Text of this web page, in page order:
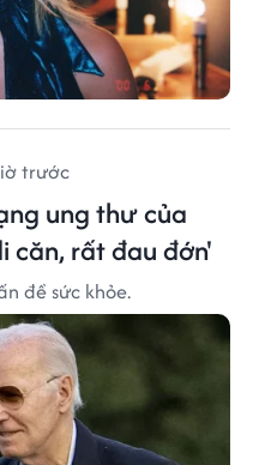
trước
ung thư của
căn, rất đau đớn'
đề sức khỏe.